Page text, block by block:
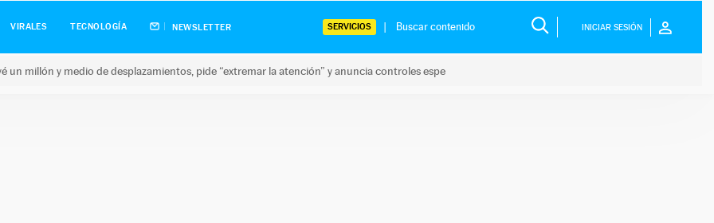
VIRALES TECNOLOGÍA NEWSLETTER SERVICIOS INICIAR SESIÓN
un millón y medio de desplazamientos, pide “extremar la atención” y anuncia controles espe